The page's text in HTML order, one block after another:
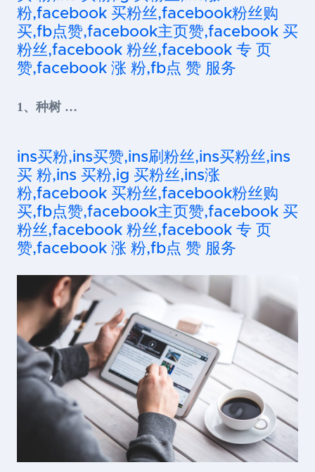
粉,facebook 买粉丝,facebook粉丝购
买,fb点赞,facebook主页赞,facebook 买
粉丝,facebook 粉丝,facebook 专 页
赞,facebook 涨 粉,fb点 赞 服务
1、种树 …
ins买粉,ins买赞,ins刷粉丝,ins买粉丝,ins
买 粉,ins 买粉,ig 买粉丝,ins涨
粉,facebook 买粉丝,facebook粉丝购
买,fb点赞,facebook主页赞,facebook 买
粉丝,facebook 粉丝,facebook 专 页
赞,facebook 涨 粉,fb点 赞 服务